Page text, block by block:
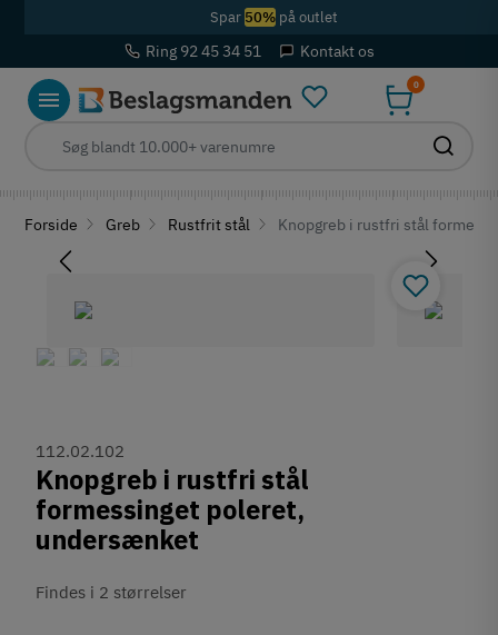
Spar 50%på outlet
Ring 92 45 34 51 Kontakt os
0
Forside Greb Rustfrit stål Knopgreb i rustfri stål
112.02.102
Knopgreb i rustfri stål
formessinget poleret,
undersænket
Findes i 2 størrelser